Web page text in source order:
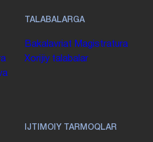
TALABALARGA
Bakalavriat Magistratura
Xorijiy talabalar
IJTIMOIY TARMOQLAR